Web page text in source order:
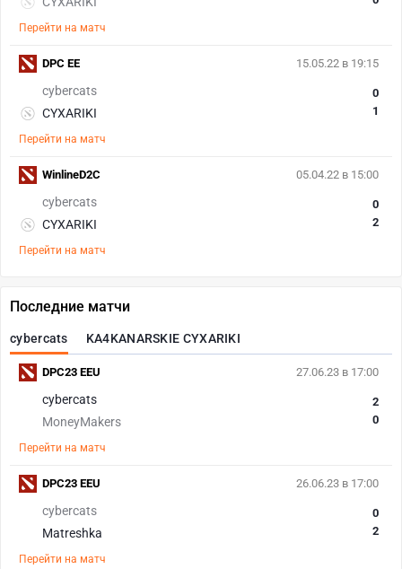
Перейти на матч
15.05.22 в 19:15
cybercats
CYXARIKI
0
1
Перейти на матч
DPC EE
05.04.22 в 15:00
cybercats
CYXARIKI
0
2
Перейти на матч
WinlineD2C
Последние матчи
cybercats KA4KANARSKIE CYXARIKI
27.06.23 в 17:00
cybercats
MoneyMakers
2
0
Перейти на матч
DPC23 EEU
26.06.23 в 17:00
cybercats
Matreshka
0
2
Перейти на матч
DPC23 EEU